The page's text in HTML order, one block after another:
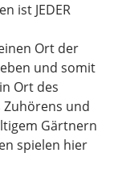
ist JEDER
Ort der
und somit
Ort des
Zuhörens und
Gärtnern
spielen hier